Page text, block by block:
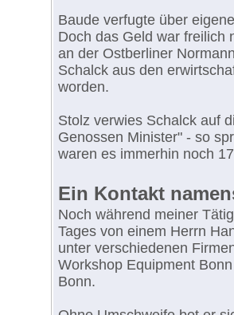
Baude verfugte über
Doch das Geld war freilich
an der Ostberliner
Schalck aus den
worden.
Stolz verwies Schalck auf
Genossen Minister" - so
waren es immerhin noch
Ein Kontakt
Noch während meiner
Tages von einem Herrn
unter verschiedenen
Workshop Equipment
Bonn.